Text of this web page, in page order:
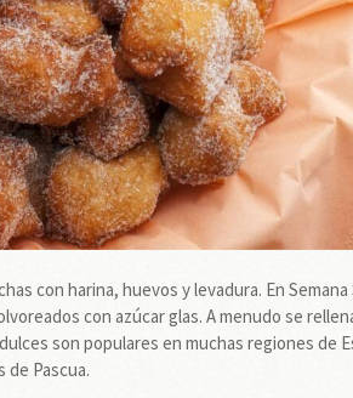
con harina, huevos y levadura. En Semana
con azúcar glas. A menudo se
son populares en muchas regiones de
Pascua.